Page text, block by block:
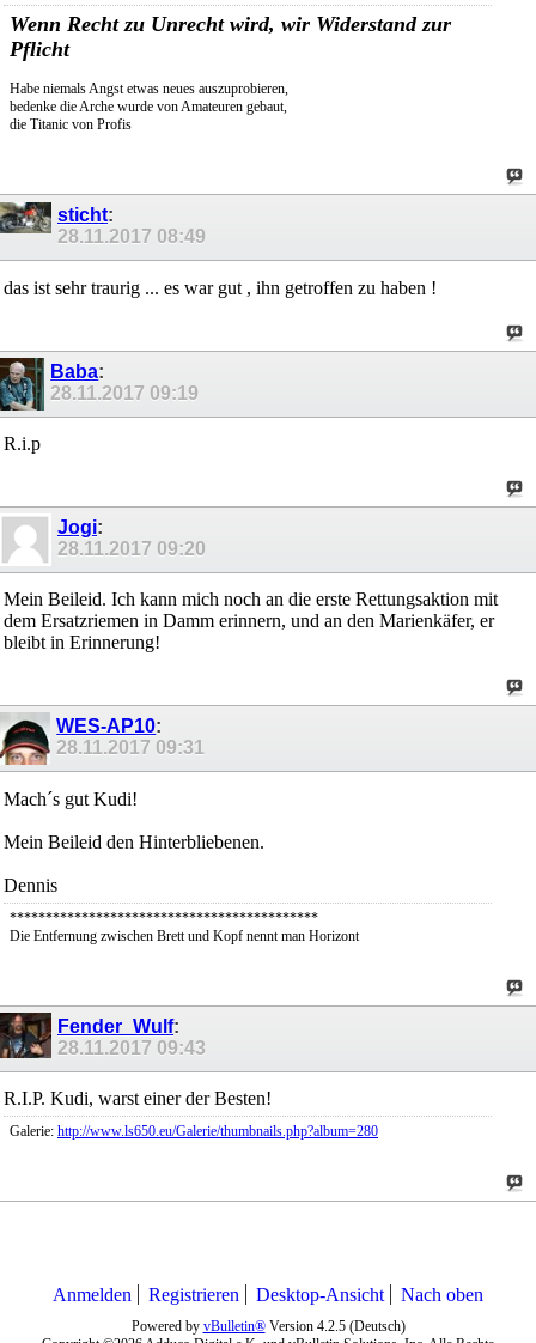
Wenn Recht zu Unrecht wird, wir Widerstand zur
Pflicht
Habe niemals Angst etwas neues auszuprobieren,
bedenke die Arche wurde von Amateuren gebaut,
die Titanic von Profis
sticht:
28.11.2017 08:49
das ist sehr traurig ... es war gut , ihn getroffen zu haben !
Baba:
28.11.2017 09:19
R.i.p
Jogi:
28.11.2017 09:20
Mein Beileid. Ich kann mich noch an die erste Rettungsaktion mit
dem Ersatzriemen in Damm erinnern, und an den Marienkäfer, er
bleibt in Erinnerung!
WES-AP10:
28.11.2017 09:31
Mach´s gut Kudi!
Mein Beileid den Hinterbliebenen.
Dennis
*******************************************
Die Entfernung zwischen Brett und Kopf nennt man Horizont
Fender_Wulf:
28.11.2017 09:43
R.I.P. Kudi, warst einer der Besten!
Galerie: http://www.ls650.eu/Galerie/thumbnails.php?album=280
Anmelden Registrieren Desktop-Ansicht Nach oben
Powered by vBulletin®Version 4.2.5 (Deutsch)